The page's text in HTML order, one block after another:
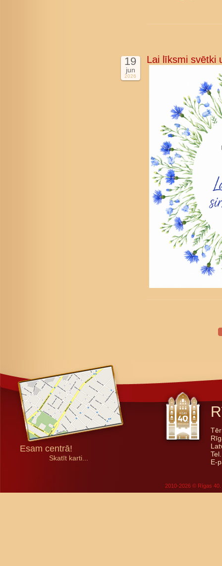
19
jun
2026
Lai līksmi svētki
Esam centrā!
Skatīt karti...
E-
2010-2026 © Rīgas